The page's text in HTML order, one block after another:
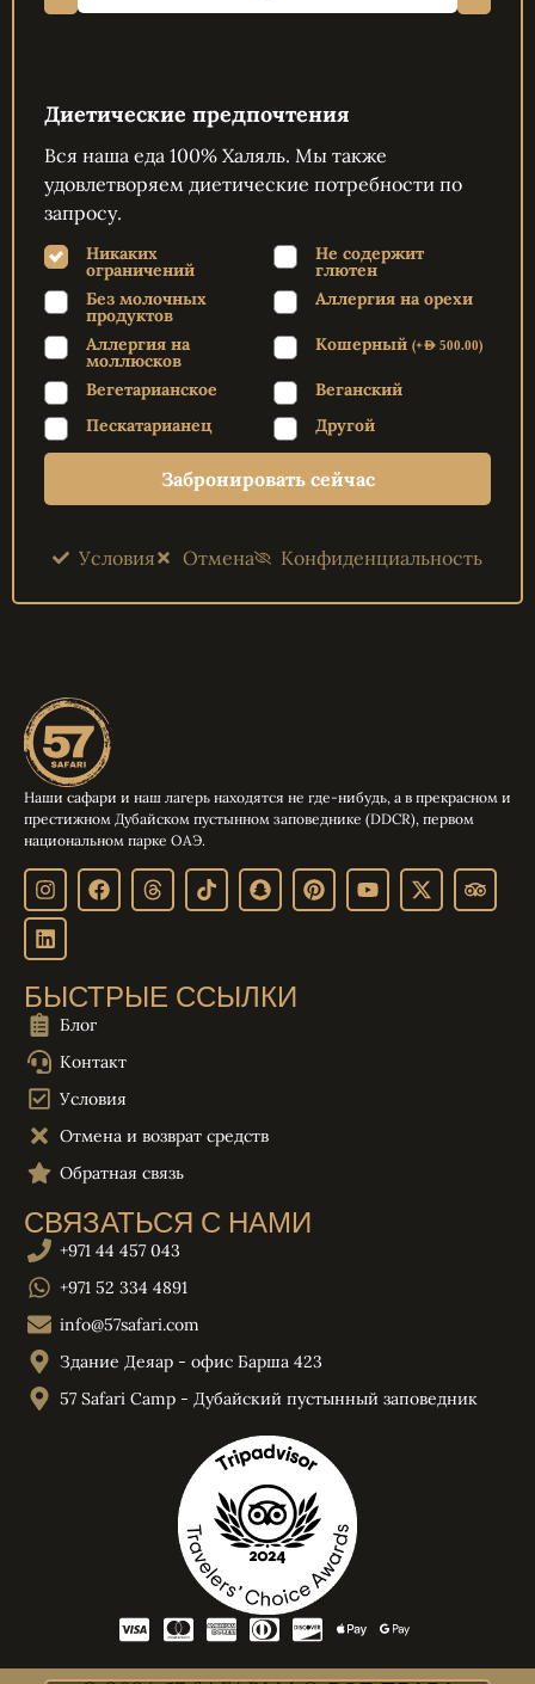
Диетические предпочтения
Вся наша еда 100% Халяль. Мы также
удовлетворяем диетические потребности по
запросу.
Никаких
ограничений
Не содержит
глютен
Без молочных
продуктов
Аллергия на орехи
Аллергия на
моллюсков
Кошерный (+AED 500.00)
Вегетарианское
Веганский
Пескатарианец
Другой
Забронировать сейчас
Условия Отмена Конфиденциальность
Наши сафари и наш лагерь находятся не где-нибудь, а в прекрасном и
престижном Дубайском пустынном заповеднике (DDCR), первом
национальном парке ОАЭ.
БЫСТРЫЕ ССЫЛКИ
Блог
Контакт
Условия
Отмена и возврат средств
Обратная связь
СВЯЗАТЬСЯ С НАМИ
+971 44 457 043
+971 52 334 4891
info@57safari.com
Здание Деяар - офис Барша 423
57 Safari Camp - Дубайский пустынный заповедник